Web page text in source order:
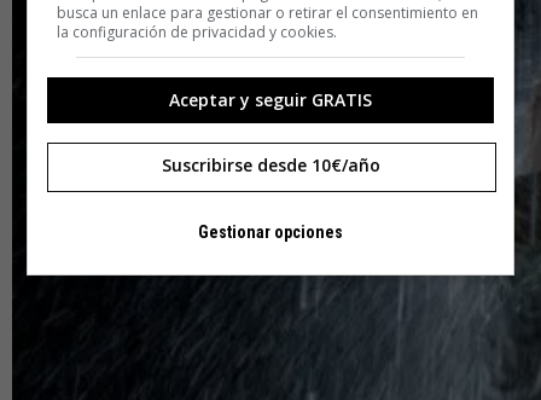
busca un enlace para gestionar o retirar el consentimiento en
la configuración de privacidad y cookies.
Aceptar y seguir GRATIS
Suscribirse desde 10€/año
Gestionar opciones